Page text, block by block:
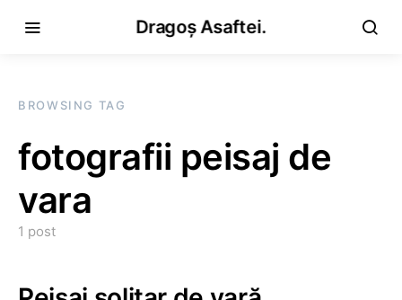
Dragoș Asaftei.
BROWSING TAG
fotografii peisaj de
vara
1 post